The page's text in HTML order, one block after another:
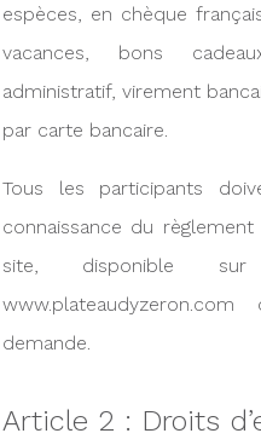
espèces, en chèque
vacances, bons
administratif, virement
par carte bancaire.
Tous les participants
connaissance du
site, disponible
demande.
Article 2 : Droits